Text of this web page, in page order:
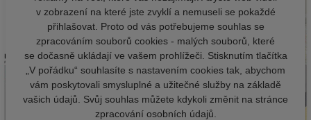
v zobrazení na které jste zvyklí a nemuseli se pokaždé
přihlašovat. Proto od vás potřebujeme souhlas se
zpracováním souborů cookies - malých souborů, které
se dočasně ukládají ve vašem prohlížeči. Stisknutím tlačítka
„V pořádku“ souhlasíte s nastavením cookies tak, abychom
vám poskytovali smysluplné a užitečné služby na základě
vašich údajů. Svůj souhlas můžete kdykoli změnit na stránce
zpracování osobních údajů.